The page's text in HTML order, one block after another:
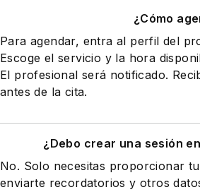
¿Cómo
Para agendar, entra al perfil del
Escoge el servicio y la hora
El profesional será notificado.
antes de la cita.
¿Debo crear una sesión
No. Solo necesitas proporcionar
enviarte recordatorios y otros